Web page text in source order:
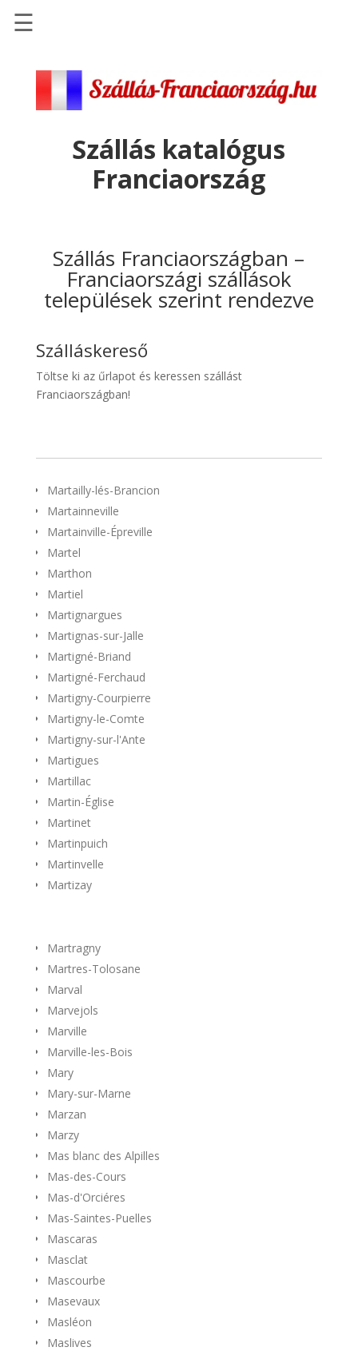
Szállások
Repülőjegy
pénzvisszatérítéssel
Discover
Cars
Transzfer
Taxi
☰
Szállás katalógus
Franciaország
Szállás Franciaországban –
Franciaországi szállások
települések szerint rendezve
Szálláskereső
Töltse ki az űrlapot és keressen szállást
Franciaországban!
Martailly-lés-Brancion
Martainneville
Martainville-Épreville
Martel
Marthon
Martiel
Martignargues
Martignas-sur-Jalle
Martigné-Briand
Martigné-Ferchaud
Martigny-Courpierre
Martigny-le-Comte
Martigny-sur-l'Ante
Martigues
Martillac
Martin-Église
Martinet
Martinpuich
Martinvelle
Martizay
Martragny
Martres-Tolosane
Marval
Marvejols
Marville
Marville-les-Bois
Mary
Mary-sur-Marne
Marzan
Marzy
Mas blanc des Alpilles
Mas-des-Cours
Mas-d'Orciéres
Mas-Saintes-Puelles
Mascaras
Masclat
Mascourbe
Masevaux
Masléon
Maslives